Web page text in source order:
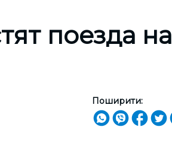
поезда на
Поширити: